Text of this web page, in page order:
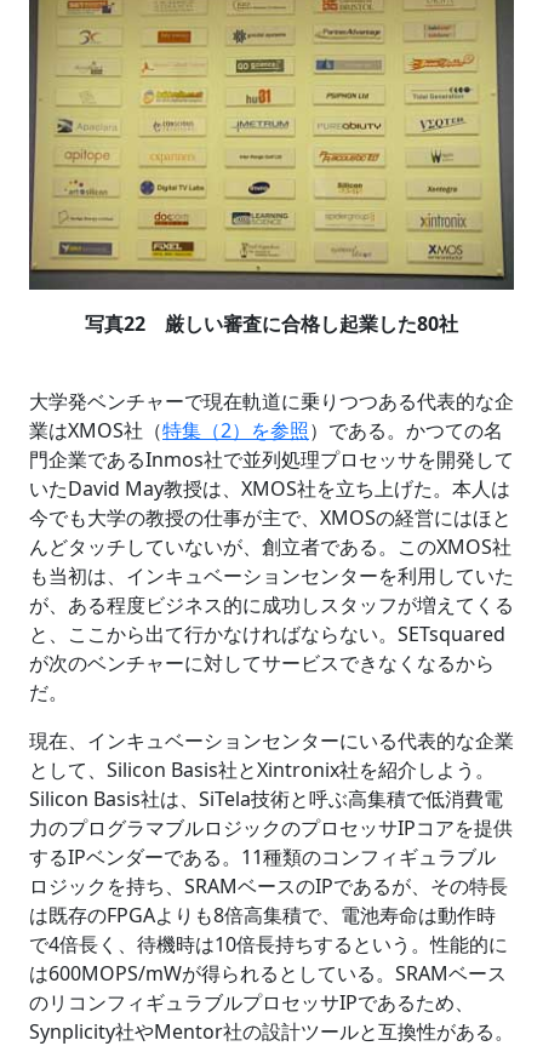
写真22 厳しい審査に合格し起業した80社
大学発ベンチャーで現在軌道に乗りつつある代表的な企
業はXMOS社（特集（2）を参照）である。かつての名
門企業であるInmos社で並列処理プロセッサを開発して
いたDavid May教授は、XMOS社を立ち上げた。本人は
今でも大学の教授の仕事が主で、XMOSの経営にはほと
んどタッチしていないが、創立者である。このXMOS社
も当初は、インキュベーションセンターを利用していた
が、ある程度ビジネス的に成功しスタッフが増えてくる
と、ここから出て行かなければならない。SETsquared
が次のベンチャーに対してサービスできなくなるから
だ。
現在、インキュベーションセンターにいる代表的な企業
として、Silicon Basis社とXintronix社を紹介しよう。
Silicon Basis社は、SiTela技術と呼ぶ高集積で低消費電
力のプログラマブルロジックのプロセッサIPコアを提供
するIPベンダーである。11種類のコンフィギュラブル
ロジックを持ち、SRAMベースのIPであるが、その特長
は既存のFPGAよりも8倍高集積で、電池寿命は動作時
で4倍長く、待機時は10倍長持ちするという。性能的に
は600MOPS/mWが得られるとしている。SRAMベース
のリコンフィギュラブルプロセッサIPであるため、
Synplicity社やMentor社の設計ツールと互換性がある。